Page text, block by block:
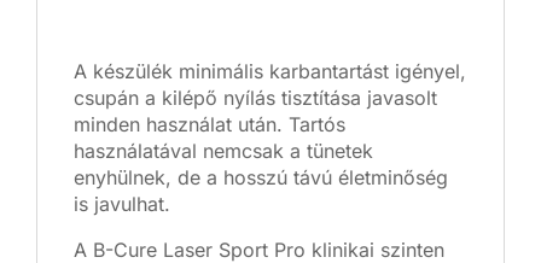
A készülék minimális karbantartást igényel,
csupán a kilépő nyílás tisztítása javasolt
minden használat után. Tartós
használatával nemcsak a tünetek
enyhülnek, de a hosszú távú életminőség
is javulhat.
A B-Cure Laser Sport Pro klinikai szinten